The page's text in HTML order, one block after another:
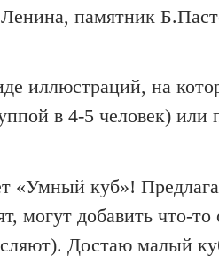
памятник
иллюстраций, на
в 4-5 человек) или
«Умный куб»!
могут добавить что-то
Достаю малый